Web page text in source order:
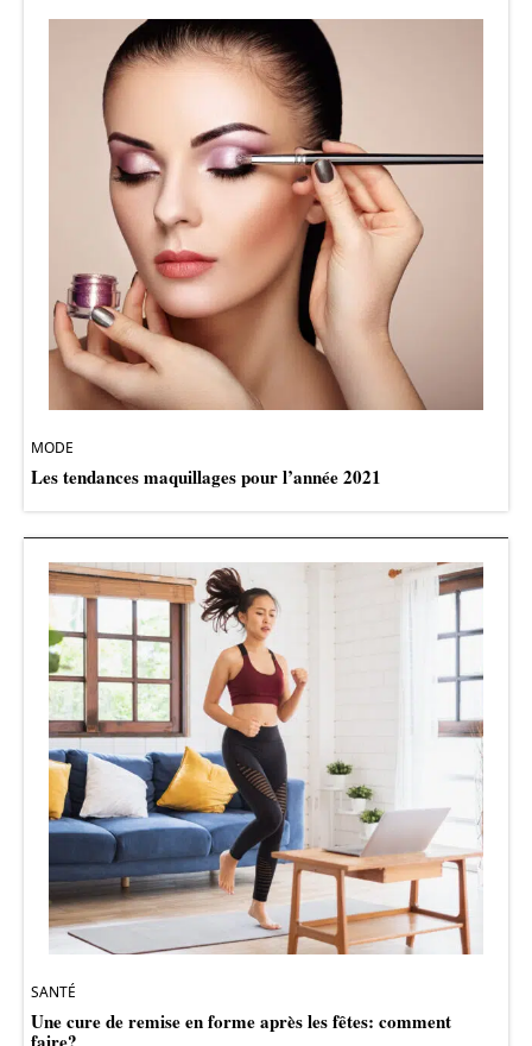
MODE
Les tendances maquillages pour l’année 2021
SANTÉ
Une cure de remise en forme après les fêtes: comment